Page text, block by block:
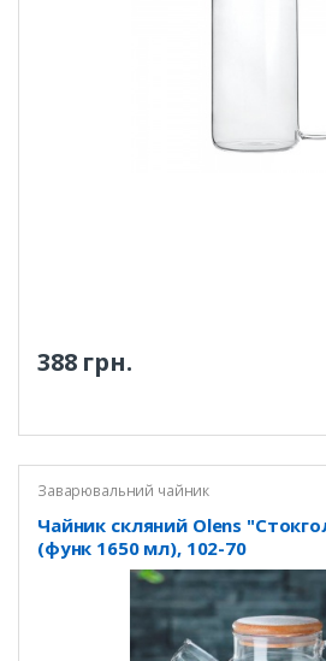
388 грн.
Заварювальний чайник
Чайник скляний Olens
(функ 1650 мл), 102-70